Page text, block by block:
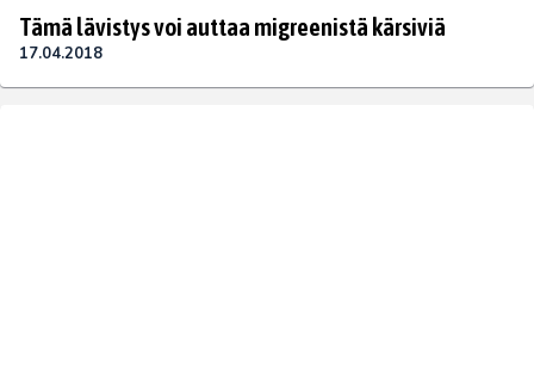
Tämä lävistys voi auttaa migreenistä kärsiviä
17.04.2018